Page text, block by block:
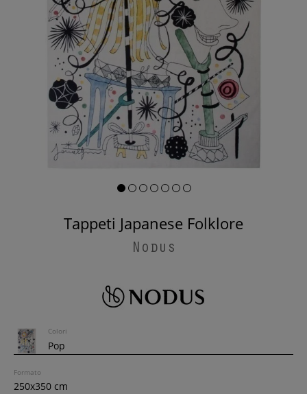
Tappeti Japanese Folklore
Nodus
Colori
Formato